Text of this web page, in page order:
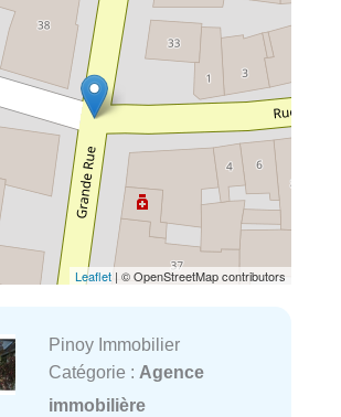
Leaflet | © OpenStreetMap contributors
Pinoy Immobilier
Catégorie : Agence
immobilière